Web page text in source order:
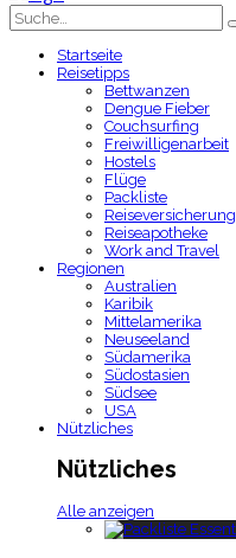
Startseite
Reisetipps
Bettwanzen
Dengue Fieber
Couchsurfing
Freiwilligenarbeit
Hostels
Flüge
Packliste
Reiseversicherung
Reiseapotheke
Work and Travel
Regionen
Australien
Karibik
Mittelamerika
Neuseeland
Südamerika
Südostasien
Südsee
USA
Nützliches
Nützliches
Alle anzeigen